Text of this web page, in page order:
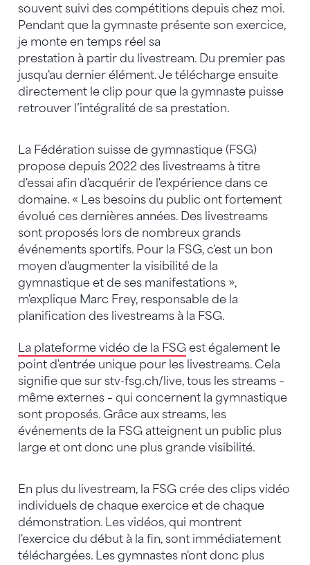
souvent suivi des compétitions depuis chez moi.
Pendant que la gymnaste présente son exercice,
je monte en temps réel sa
prestation à partir du livestream. Du premier pas
jusqu'au dernier élément. Je télécharge ensuite
directement le clip pour que la gymnaste puisse
retrouver l’intégralité de sa prestation.
La Fédération suisse de gymnastique (FSG)
propose depuis 2022 des livestreams à titre
d'essai afin d'acquérir de l'expérience dans ce
domaine. « Les besoins du public ont fortement
évolué ces dernières années. Des livestreams
sont proposés lors de nombreux grands
événements sportifs. Pour la FSG, c'est un bon
moyen d'augmenter la visibilité de la
gymnastique et de ses manifestations »,
m'explique Marc Frey, responsable de la
planification des livestreams à la FSG.
La plateforme vidéo de la FSG est également le
point d'entrée unique pour les livestreams. Cela
signifie que sur stv-fsg.ch/live, tous les streams –
même externes – qui concernent la gymnastique
sont proposés. Grâce aux streams, les
événements de la FSG atteignent un public plus
large et ont donc une plus grande visibilité.
En plus du livestream, la FSG crée des clips vidéo
individuels de chaque exercice et de chaque
démonstration. Les vidéos, qui montrent
l'exercice du début à la fin, sont immédiatement
téléchargées. Les gymnastes n'ont donc plus